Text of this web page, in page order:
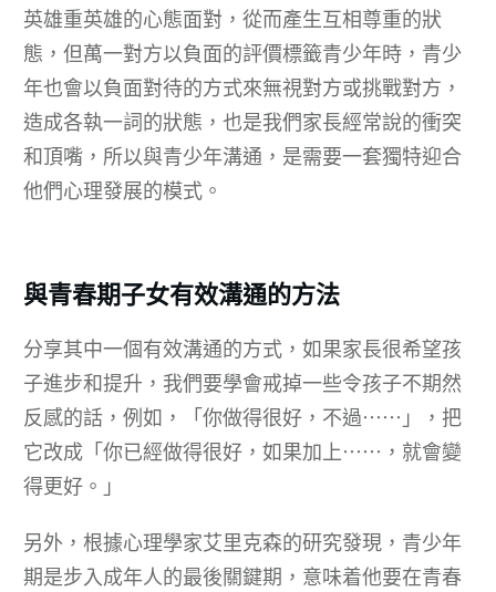
英雄重英雄的心態面對，從而產生互相尊重的狀
態，但萬一對方以負面的評價標籤青少年時，青少
年也會以負面對待的方式來無視對方或挑戰對方，
造成各執一詞的狀態，也是我們家長經常說的衝突
和頂嘴，所以與青少年溝通，是需要一套獨特迎合
他們心理發展的模式。
與青春期子女有效溝通的方法
分享其中一個有效溝通的方式，如果家長很希望孩
子進步和提升，我們要學會戒掉一些令孩子不期然
反感的話，例如，「你做得很好，不過⋯⋯」，把
它改成「你已經做得很好，如果加上⋯⋯，就會變
得更好。」
另外，根據心理學家艾里克森的研究發現，青少年
期是步入成年人的最後關鍵期，意味着他要在青春